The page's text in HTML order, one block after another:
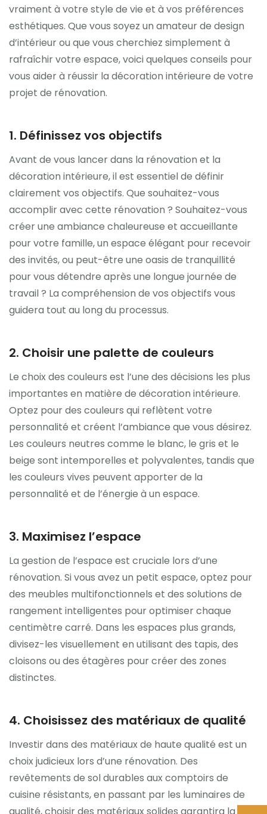
vraiment à votre style de vie et à vos préférences
esthétiques. Que vous soyez un amateur de design
d’intérieur ou que vous cherchiez simplement à
rafraîchir votre espace, voici quelques conseils pour
vous aider à réussir la décoration intérieure de votre
projet de rénovation.
1. Définissez vos objectifs
Avant de vous lancer dans la rénovation et la
décoration intérieure, il est essentiel de définir
clairement vos objectifs. Que souhaitez-vous
accomplir avec cette rénovation ? Souhaitez-vous
créer une ambiance chaleureuse et accueillante
pour votre famille, un espace élégant pour recevoir
des invités, ou peut-être une oasis de tranquillité
pour vous détendre après une longue journée de
travail ? La compréhension de vos objectifs vous
guidera tout au long du processus.
2. Choisir une palette de couleurs
Le choix des couleurs est l’une des décisions les plus
importantes en matière de décoration intérieure.
Optez pour des couleurs qui reflètent votre
personnalité et créent l’ambiance que vous désirez.
Les couleurs neutres comme le blanc, le gris et le
beige sont intemporelles et polyvalentes, tandis que
les couleurs vives peuvent apporter de la
personnalité et de l’énergie à un espace.
3. Maximisez l’espace
La gestion de l’espace est cruciale lors d’une
rénovation. Si vous avez un petit espace, optez pour
des meubles multifonctionnels et des solutions de
rangement intelligentes pour optimiser chaque
centimètre carré. Dans les espaces plus grands,
divisez-les visuellement en utilisant des tapis, des
cloisons ou des étagères pour créer des zones
distinctes.
4. Choisissez des matériaux de qualité
Investir dans des matériaux de haute qualité est un
choix judicieux lors d’une rénovation. Des
revêtements de sol durables aux comptoirs de
cuisine résistants, en passant par les luminaires de